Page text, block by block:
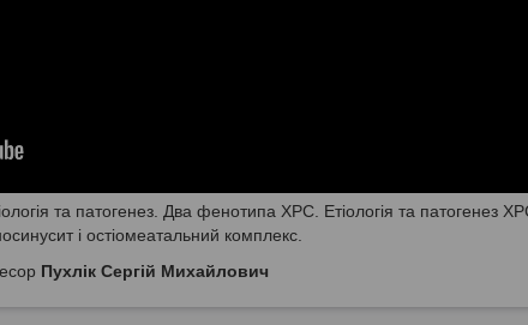
та патогенез. Два фенотипа ХРС. Етіологія та патогенез
і остіомеатальний комплекс.
Пухлік Сергій Михайлович